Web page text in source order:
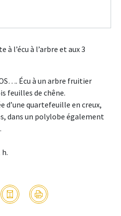
l’écu à l’arbre et aux 3
Écu à un arbre fruitier
feuilles de chêne.
d’une quartefeuille en creux,
dans un polylobe également